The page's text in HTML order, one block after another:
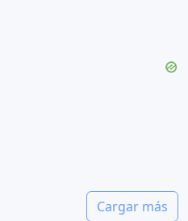
Cargar más